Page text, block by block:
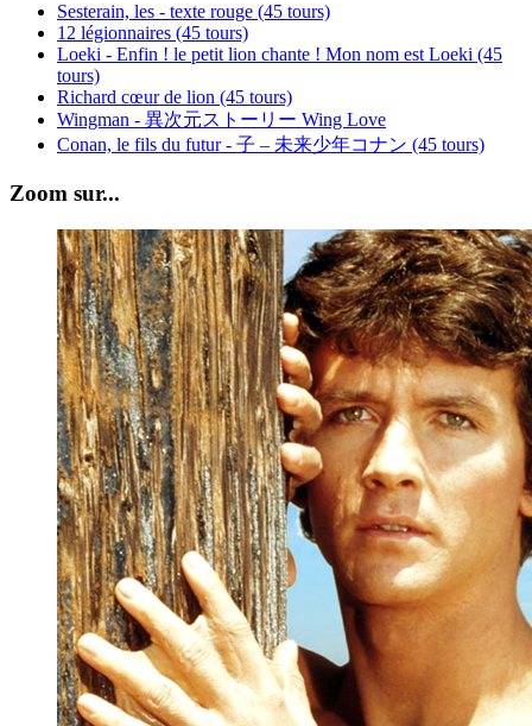
Sesterain, les - texte rouge (45 tours)
12 légionnaires (45 tours)
Loeki - Enfin ! le petit lion chante ! Mon nom est Loeki (45
tours)
Richard cœur de lion (45 tours)
Wingman - 異次元ストーリー Wing Love
Conan, le fils du futur - 子 – 未来少年コナン (45 tours)
Zoom sur...